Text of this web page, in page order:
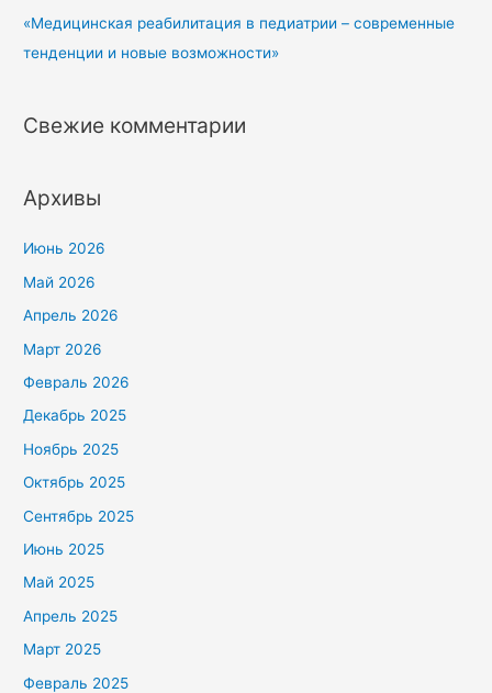
«Медицинская реабилитация в педиатрии – современные
тенденции и новые возможности»
Свежие комментарии
Архивы
Июнь 2026
Май 2026
Апрель 2026
Март 2026
Февраль 2026
Декабрь 2025
Ноябрь 2025
Октябрь 2025
Сентябрь 2025
Июнь 2025
Май 2025
Апрель 2025
Март 2025
Февраль 2025